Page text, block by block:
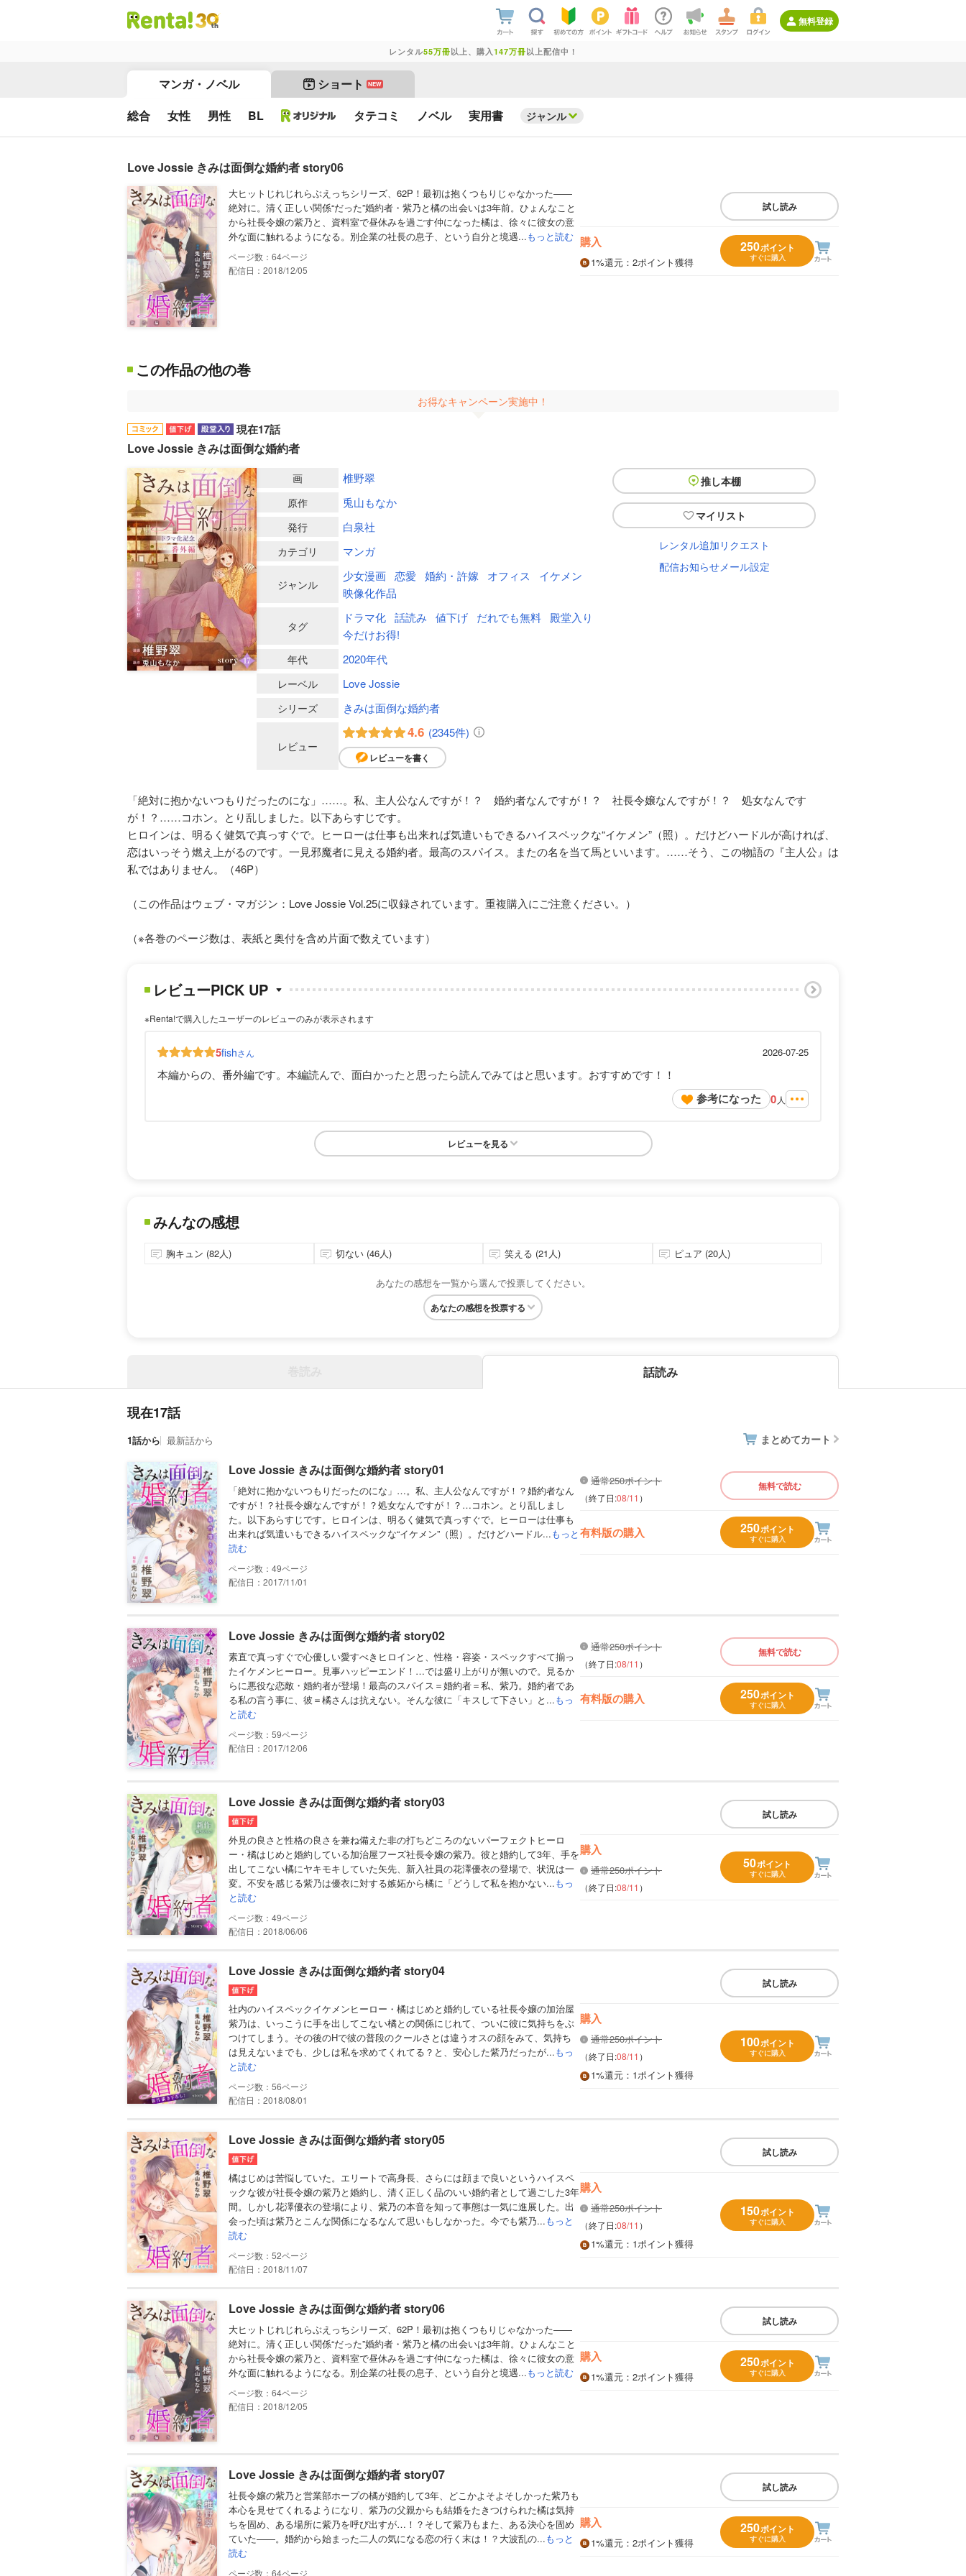
無料登録
レンタル55万冊以上、購入 147万冊以上配信中！
マンガ・ノベル ショート NEW
総合 女性 男性 BL タテコミ ノベル 実用書 ジャンル
Love Jossie きみは面倒な婚約者 story06
大ヒットじれじれらぶえっちシリーズ、62P！最初は抱くつもりじゃなかった――
絶対に。清く正しい関係“だった”婚約者・紫乃と橘の出会いは3年前。ひょんなこと
から社長令嬢の紫乃と、資料室で昼休みを過ごす仲になった橘は、徐々に彼女の意
外な面に触れるようになる。別企業の社長の息子、という自分と境遇...もっと読む
64
配信日：2018/12/05
試し読み
購入
1%還元 ：2ポイント獲得
250ポイント
すぐに購入
この作品の他の巻
お得なキャンペーン実施中！
現在17話
Love Jossie きみは面倒な婚約者
推し本棚
マイリスト
レンタル追加リクエスト
配信お知らせメール設定
画 椎野翠
原作 兎山もなか
発行 白泉社
カテゴリ マンガ
ジャンル
少女漫画 恋愛 婚約・許嫁 オフィス
イケメン
映像化作品
タグ
ドラマ化 話読み 値下げ だれでも無料
殿堂入り
今だけお得!
年代 2020年代
レーベル Love Jossie
シリーズ きみは面倒な婚約者
レビュー
4.6 (2345件)
レビューを書く
「絶対に抱かないつもりだったのにな」……。私、主人公なんですが！？ 婚約者なんですが！？ 社長令嬢なんですが！？ 処女なんです
が！？……コホン。とり乱しました。以下あらすじです。
ヒロインは、明るく健気で真っすぐで。ヒーローは仕事も出来れば気遣いもできるハイスペックな“イケメン”（照）。だけどハードルが高ければ、
恋はいっそう燃え上がるのです。一見邪魔者に見える婚約者。最高のスパイス。またの名を当て馬といいます。……そう、この物語の『主人公』は
私ではありません。（46P）
（この作品はウェブ・マガジン：Love Jossie Vol.25に収録されています。重複購入にご注意ください。）
（※各巻のページ数は、表紙と奥付を含め片面で数えています）
レビューPICK UP
※Renta!で購入したユーザーのレビューのみが表示されます
5fishさん 2026-07-25
本編からの、番外編です。本編読んで、面白かったと思ったら読んでみてはと思います。おすすめです！！
参考になった 0 人
レビューを見る
みんなの感想
胸キュン (82人) 切ない (46人) 笑える (21人) ピュア (20人)
あなたの感想を一覧から選んで投票してください。
あなたの感想を投票する
話読み
現在17話
1話から 最新話から まとめてカート
Love Jossie きみは面倒な婚約者 story01
「絶対に抱かないつもりだったのにな」…。私、主人公なんですが！？婚約者なん
ですが！？社長令嬢なんですが！？処女なんですが！？…コホン。とり乱しまし
た。以下あらすじです。ヒロインは、明るく健気で真っすぐで。ヒーローは仕事も
出来れば気遣いもできるハイスペックな“イケメン”（照）。だけどハードル...もっと
読む
49
配信日：2017/11/01
通常250ポイント
（終了日:08/11 ）
無料で読む
有料版の購入 250ポイント
すぐに購入
Love Jossie きみは面倒な婚約者 story02
素直で真っすぐで心優しい愛すべきヒロインと、性格・容姿・スペックすべて揃っ
たイケメンヒーロー。見事ハッピーエンド！…では盛り上がりが無いので。見るか
らに悪役な恋敵・婚約者が登場！最高のスパイス＝婚約者＝私、紫乃。婚約者であ
る私の言う事に、彼＝橘さんは抗えない。そんな彼に「キスして下さい」と...もっ
と読む
59
配信日：2017/12/06
通常250ポイント
（終了日:08/11 ）
無料で読む
有料版の購入 250ポイント
すぐに購入
Love Jossie きみは面倒な婚約者 story03
外見の良さと性格の良さを兼ね備えた非の打ちどころのないパーフェクトヒーロ
ー・橘はじめと婚約している加治屋フーズ社長令嬢の紫乃。彼と婚約して3年、手を
出してこない橘にヤキモキしていた矢先、新入社員の花澤優衣の登場で、状況は一
変。不安を感じる紫乃は優衣に対する嫉妬から橘に「どうして私を抱かない...もっ
と読む
49
配信日：2018/06/06
試し読み
購入
通常250ポイント
（終了日:08/11 ）
50ポイント
すぐに購入
Love Jossie きみは面倒な婚約者 story04
社内のハイスペックイケメンヒーロー・橘はじめと婚約している社長令嬢の加治屋
紫乃は、いっこうに手を出してこない橘との関係にじれて、ついに彼に気持ちをぶ
つけてしまう。その後のHで彼の普段のクールさとは違うオスの顔をみて、気持ち
は見えないまでも、少しは私を求めてくれてる？と、安心した紫乃だったが...もっ
と読む
56
配信日：2018/08/01
試し読み
購入
通常250ポイント
（終了日:08/11 ）
1%還元 ：1ポイント獲得
100ポイント
すぐに購入
Love Jossie きみは面倒な婚約者 story05
橘はじめは苦悩していた。エリートで高身長、さらには顔まで良いというハイスペ
ックな彼が社長令嬢の紫乃と婚約し、清く正しく品のいい婚約者として過ごした3年
間。しかし花澤優衣の登場により、紫乃の本音を知って事態は一気に進展した。出
会った頃は紫乃とこんな関係になるなんて思いもしなかった。今でも紫乃...もっと
読む
52
配信日：2018/11/07
試し読み
購入
通常250ポイント
（終了日:08/11 ）
1%還元 ：1ポイント獲得
150ポイント
すぐに購入
Love Jossie きみは面倒な婚約者 story06
大ヒットじれじれらぶえっちシリーズ、62P！最初は抱くつもりじゃなかった――
絶対に。清く正しい関係“だった”婚約者・紫乃と橘の出会いは3年前。ひょんなこと
から社長令嬢の紫乃と、資料室で昼休みを過ごす仲になった橘は、徐々に彼女の意
外な面に触れるようになる。別企業の社長の息子、という自分と境遇...もっと読む
64
配信日：2018/12/05
試し読み
購入
1%還元 ：2ポイント獲得
250ポイント
すぐに購入
Love Jossie きみは面倒な婚約者 story07
社長令嬢の紫乃と営業部ホープの橘が婚約して3年、どこかよそよそしかった紫乃も
本心を見せてくれるようになり、紫乃の父親からも結婚をたきつけられた橘は気持
ちを固め、ある場所に紫乃を呼び出すが…！？そして紫乃もまた、ある決心を固め
ていた――。婚約から始まった二人の気になる恋の行く末は！？大波乱の...もっと
読む
64
試し読み
購入
1%還元 ：2ポイント獲得
250ポイント
すぐに購入